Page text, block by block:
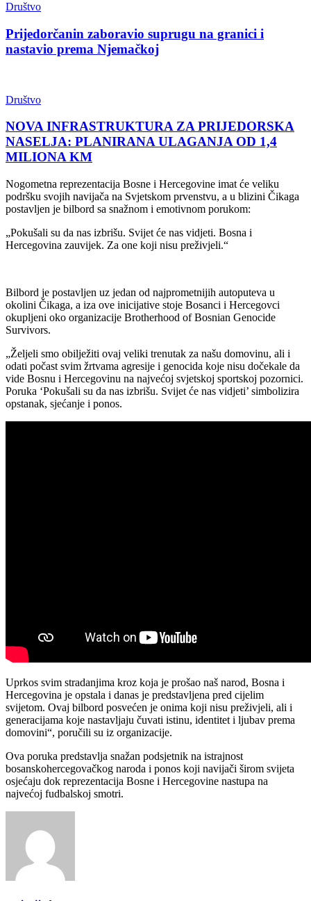
Društvo
Prijedorčanin zaboravio suprugu na granici i
nastavio prema Njemačkoj
Društvo
NOVA INFRASTRUKTURA ZA PRIJEDORSKA
NASELJA: PLANIRANA ULAGANJA OD 1,4
MILIONA KM
Nogometna reprezentacija Bosne i Hercegovine imat će veliku
podršku svojih navijača na Svjetskom prvenstvu, a u blizini Čikaga
postavljen je bilbord sa snažnom i emotivnom porukom:
„Pokušali su da nas izbrišu. Svijet će nas vidjeti. Bosna i
Hercegovina zauvijek. Za one koji nisu preživjeli.“
Bilbord je postavljen uz jedan od najprometnijih autoputeva u
okolini Čikaga, a iza ove inicijative stoje Bosanci i Hercegovci
okupljeni oko organizacije Brotherhood of Bosnian Genocide
Survivors.
„Željeli smo obilježiti ovaj veliki trenutak za našu domovinu, ali i
odati počast svim žrtvama agresije i genocida koje nisu dočekale da
vide Bosnu i Hercegovinu na najvećoj svjetskoj sportskoj pozornici.
Poruka ‘Pokušali su da nas izbrišu. Svijet će nas vidjeti’ simbolizira
opstanak, sjećanje i ponos.
Uprkos svim stradanjima kroz koja je prošao naš narod, Bosna i
Hercegovina je opstala i danas je predstavljena pred cijelim
svijetom. Ovaj bilbord posvećen je onima koji nisu preživjeli, ali i
generacijama koje nastavljaju čuvati istinu, identitet i ljubav prema
domovini“, poručili su iz organizacije.
Ova poruka predstavlja snažan podsjetnik na istrajnost
bosanskohercegovačkog naroda i ponos koji navijači širom svijeta
osjećaju dok reprezentacija Bosne i Hercegovine nastupa na
najvećoj fudbalskoj smotri.